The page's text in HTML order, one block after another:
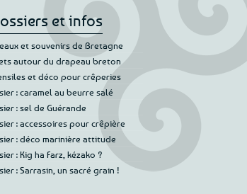
et infos
et souvenirs de Bretagne
autour du drapeau breton
et déco pour crêperies
: caramel au beurre salé
: sel de Guérande
: accessoires pour crêpière
: déco marinière attitude
: Kig ha Farz, kézako ?
: Sarrasin, un sacré grain !